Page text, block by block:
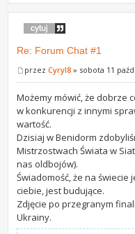
Re: Forum Chat #1
przezCyryl8 » sobota 11
Możemy mówić, że dobrze
w konkurencji z innymi
wartość.
Dzisiaj w Benidorm
Mistrzostwach Świata w
nas oldbojów).
Świadomość, że na świecie
ciebie, jest budujące.
Zdjęcie po przegranym
Ukrainy.